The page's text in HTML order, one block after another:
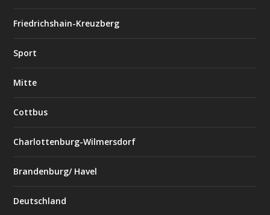
Friedrichshain-Kreuzberg
Sport
Mitte
Cottbus
Charlottenburg-Wilmersdorf
Brandenburg/ Havel
Deutschland